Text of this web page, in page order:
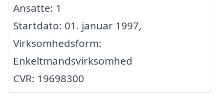
Ansatte: 1
Startdato: 01. januar 1997,
Virksomhedsform:
Enkeltmandsvirksomhed
CVR: 19698300